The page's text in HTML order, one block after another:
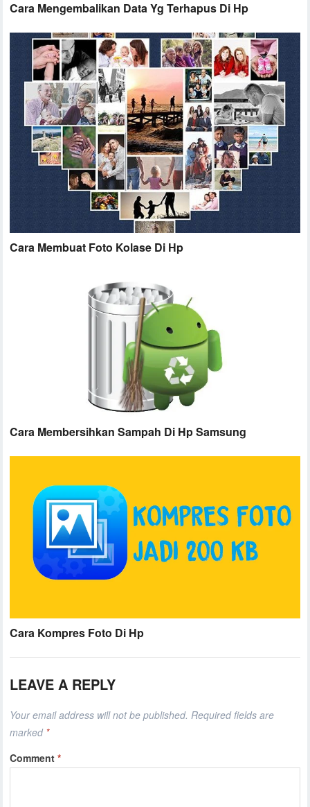
Cara Mengembalikan Data Yg Terhapus Di Hp
Cara Membuat Foto Kolase Di Hp
Cara Membersihkan Sampah Di Hp Samsung
Cara Kompres Foto Di Hp
LEAVE A REPLY
Your email address will not be published. Required fields are
marked *
Comment*